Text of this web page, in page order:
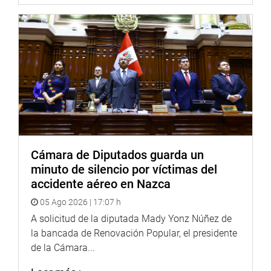
las autoridades del Ministerio de la Mujer para trabajar
esa problemática en la zona.
Los parlamentarios también constataron que los
establecimientos de salud carecen de energía eléctrica
durante las 24 horas y no tienen el equipamiento
adecuado.
En el centro de Salud de Islandia existen camillas
oxidadas y una precaria sala de partos y de operaciones
en las que las condiciones de atención son difíciles
debido a las altas temperaturas que se registran en la
zona. Mientras tanto, en el Centro de Salud de Santa
Rosa, cuyas instalaciones se inundaron durante la última
crecida del río, no se ha hecho nada por subsanar los
estragos, según los médicos del lugar.
Caso aparte es la difícil situación de la educación. Los
congresistas llegaron a las instituciones educativas 343
Cámara de Diputados guarda un
minuto de silencio por víctimas del
accidente aéreo en Nazca
05 Ago 2026 | 17:07 h
A solicitud de la diputada Mady Yonz Núñez de
la bancada de Renovación Popular, el presidente
de la Cámara...